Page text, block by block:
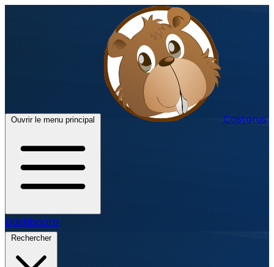
Ouvrir le menu principal Castorus
Dashboard
Rechercher